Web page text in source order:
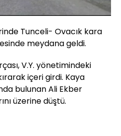
Hızı
Tunceli- Ovacık kara
meydana geldi.
V.Y. yönetimindeki
içeri girdi. Kaya
bulunan Ali Ekber
üzerine düştü.